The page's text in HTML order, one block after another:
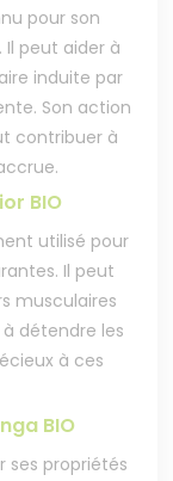
pour son
peut aider à
induite par
Son action
contribuer à
BIO
utilisé pour
Il peut
musculaires
détendre les
à ces
BIO
ses propriétés